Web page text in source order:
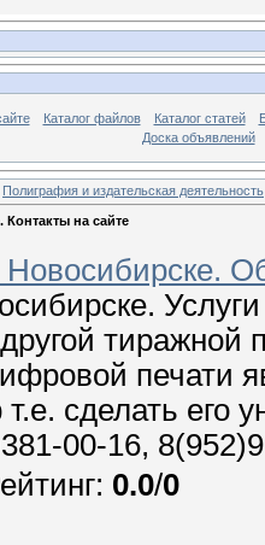
Каталог файлов Каталог статей
Доска объявлений
Полиграфия и издательская деятельность
Контакты на сайте
Новосибирске.
тиражной
печати
сделать
00-16,
: 0.0/0